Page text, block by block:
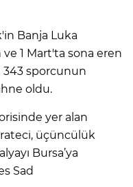
Banja Luka
1 Mart'ta sona eren
343 sporcunun
oldu.
yer alan
üçüncülük
Bursa’ya
Sad